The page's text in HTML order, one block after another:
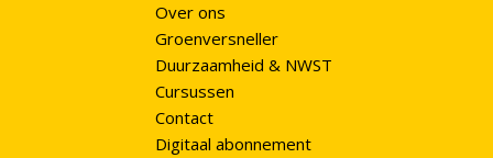
Over ons
Groenversneller
Duurzaamheid & NWST
Cursussen
Contact
Digitaal abonnement